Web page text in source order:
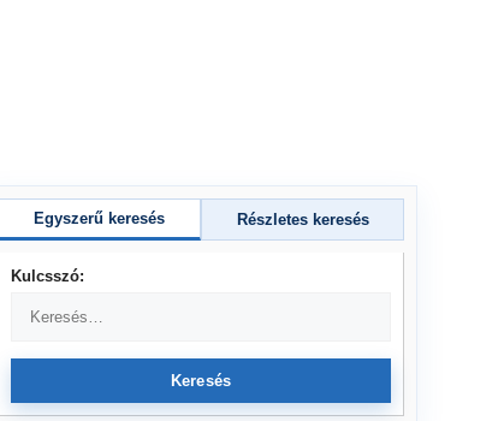
Egyszerű keresés Részletes keresés
Kulcsszó:
Keresés